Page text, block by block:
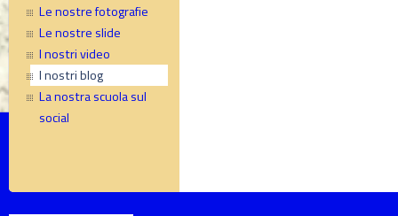
Le nostre fotografie
Le nostre slide
I nostri video
I nostri blog
La nostra scuola sul
social